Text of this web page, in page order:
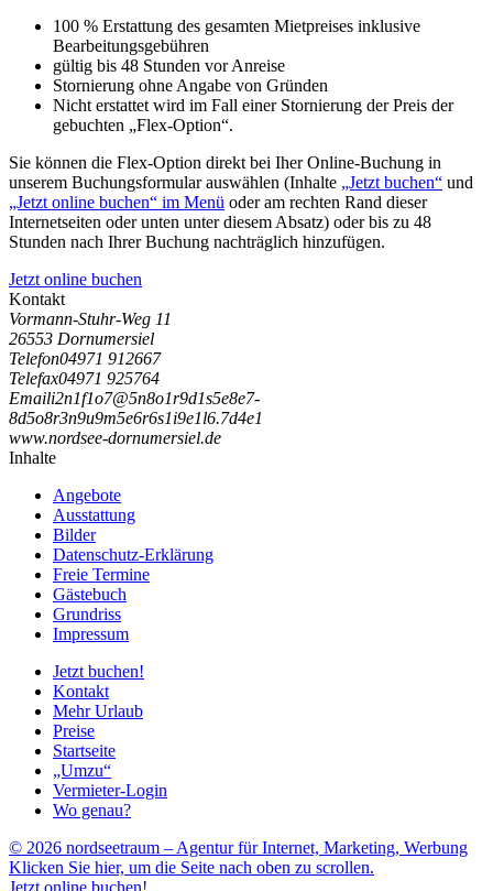
100 % Erstattung des gesamten Mietpreises inklusive
Bearbeitungsgebühren
gültig bis 48 Stunden vor Anreise
Stornierung ohne Angabe von Gründen
Nicht erstattet wird im Fall einer Stornierung der Preis der
gebuchten „Flex-Option“.
Sie können die Flex-Option direkt bei Iher Online-Buchung in
unserem Buchungsformular auswählen (Inhalte „Jetzt buchen“ und
„Jetzt online buchen“ im Menü oder am rechten Rand dieser
Internetseiten oder unten unter diesem Absatz) oder bis zu 48
Stunden nach Ihrer Buchung nachträglich hinzufügen.
Jetzt online buchen
Kontakt
Vormann-Stuhr-Weg 11
26553 Dornumersiel
Telefon04971 912667
Telefax04971 925764
Emaili2n1f1o7@5n8o1r9d1s5e8e7-
8d5o8r3n9u9m5e6r6s1i9e1l6.7d4e1
www.nordsee-dornumersiel.de
Inhalte
Angebote
Ausstattung
Bilder
Datenschutz-Erklärung
Freie Termine
Gästebuch
Grundriss
Impressum
Jetzt buchen!
Kontakt
Mehr Urlaub
Preise
Startseite
„Umzu“
Vermieter-Login
Wo genau?
© 2026 nordseetraum – Agentur für Internet, Marketing, Werbung
Klicken Sie hier, um die Seite nach oben zu scrollen.
Jetzt online buchen!